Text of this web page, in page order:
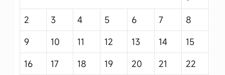
2
3 4 5 6 7
8
9
10 11 12 13 14
15
16
17 18 19 20 21 22